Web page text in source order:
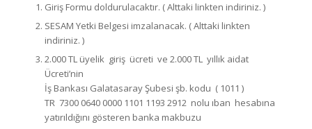
Giriş Formu doldurulacaktır. ( Alttaki linkten indiriniz. )
SESAM Yetki Belgesi imzalanacak. ( Alttaki linkten
indiriniz. )
2.000 TL üyelik giriş ücreti ve 2.000 TL yıllık aidat
Ücreti’nin
İş Bankası Galatasaray Şubesi şb. kodu ( 1011 )
TR 7300 0640 0000 1101 1193 2912 nolu ıban hesabına
yatırıldığını gösteren banka makbuzu